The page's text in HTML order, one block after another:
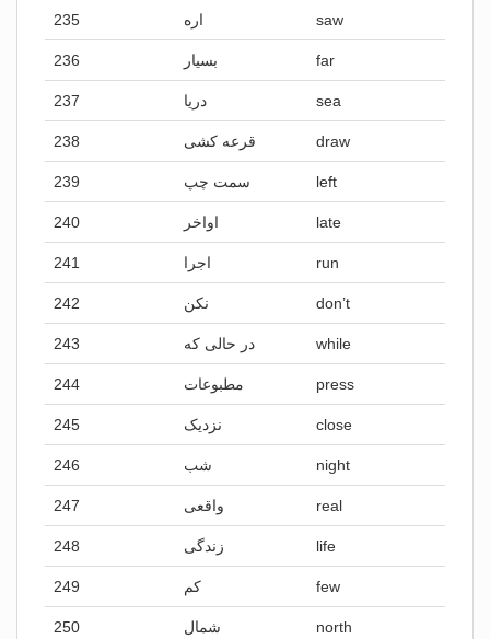
235 اره saw
236 بسیار far
237 دریا sea
238 قرعه کشی draw
239 سمت چپ left
240 اواخر late
241 اجرا run
242 نکن don’t
243 در حالی که while
244 مطبوعات press
245 نزدیک close
246 شب night
247 واقعی real
248 زندگی life
249 کم few
250 شمال north